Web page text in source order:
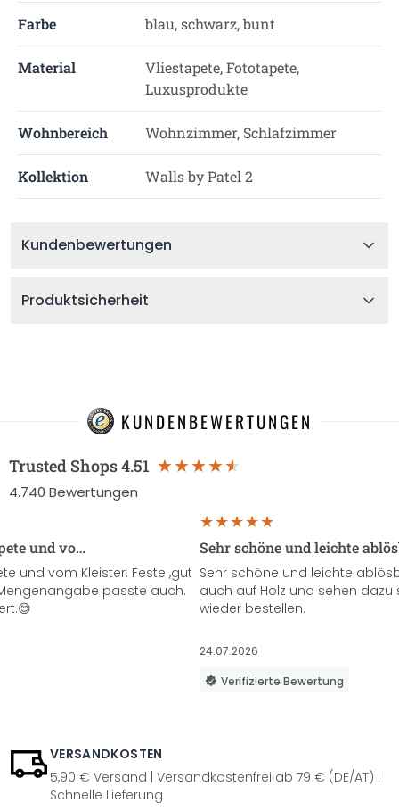
Farbe blau, schwarz, bunt
Material
Vliestapete, Fototapete,
Luxusprodukte
Wohnbereich Wohnzimmer, Schlafzimmer
Kollektion Walls by Patel 2
Kundenbewertungen
Produktsicherheit
KUNDENBEWERTUNGEN
Trusted Shops4.51
4.740 Bewertungen
und vo…
und vom Kleister. Feste ,gut
passte auch.
Sehr schöne und leichte
Sehr schöne und leichte
auch auf Holz und sehen
wieder bestellen.
24.07.2026
Verifizierte Bewertung
VERSANDKOSTEN
5,90 € Versand | Versandkostenfrei ab 79 € (DE/AT) |
Schnelle Lieferung